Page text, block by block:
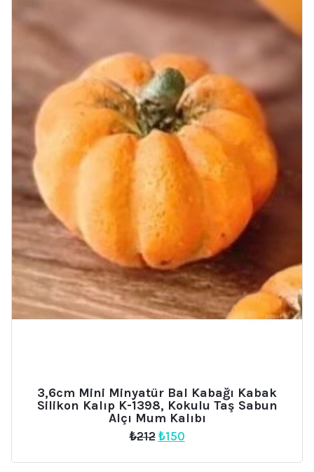
3,6cm Mini Minyatür Bal Kabağı Kabak
Silikon Kalıp K-1398, Kokulu Taş Sabun
Alçı Mum Kalıbı
₺212 Orijinal
₺212.
₺150Şu
fiyat: